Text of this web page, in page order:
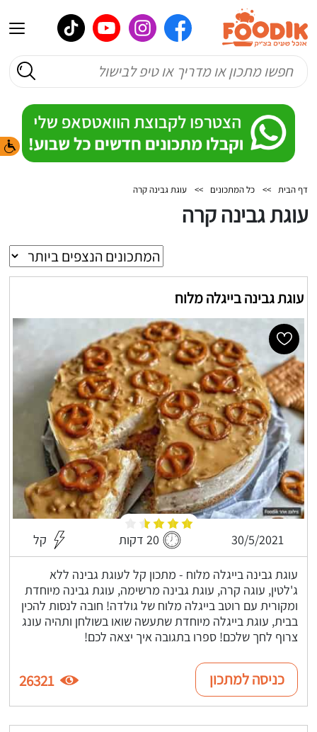
דף הבית >> כל המתכונים >> עוגת גבינה קרה
עוגת גבינה קרה
עוגת גבינה בייגלה מלוח
30/5/2021 20 דקות קל
עוגת גבינה בייגלה מלוח - מתכון קל לעוגת גבינה ללא
ג'לטין, עוגה קרה, עוגת גבינה מרשימה, עוגת גבינה מיוחדת
ומקורית עם רוטב בייגלה מלוח של גולדה! חובה לנסות להכין
בבית, עוגת בייגלה מיוחדת שתעשה שואו בשולחן ותהיה עונג
צרוף לחך שלכם! ספרו בתגובה איך יצאה לכם!
כניסה למתכון 26321